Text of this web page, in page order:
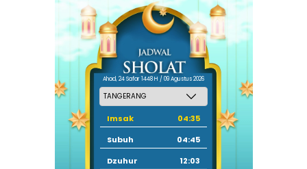
Ahad, 24 Safar 1448 H / 09 Agustus 2026
Imsak
04:35
Subuh
04:45
Dzuhur
12:03